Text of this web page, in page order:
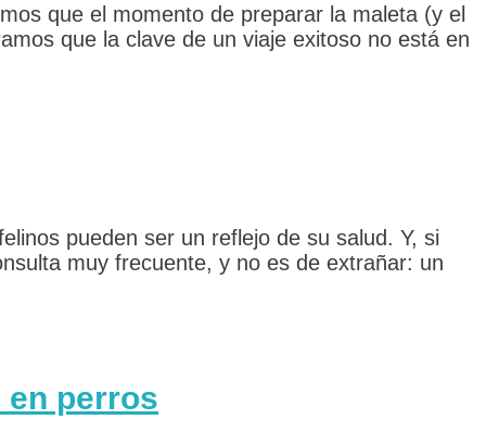
que el momento de preparar la maleta (y el
que la clave de un viaje exitoso no está en
pueden ser un reflejo de su salud. Y, si
muy frecuente, y no es de extrañar: un
perros